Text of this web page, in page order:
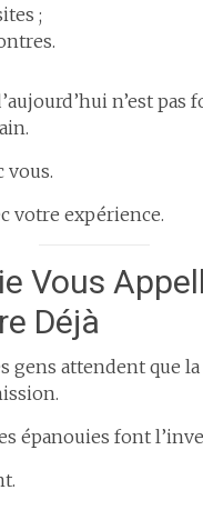
;
n’est pas
vous.
votre expérience.
Vous
Déjà
gens attendent que
épanouies font